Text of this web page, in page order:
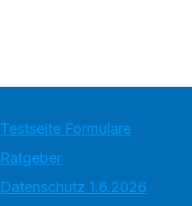
Testseite Formulare
Ratgeber
Datenschutz 1.6.2026